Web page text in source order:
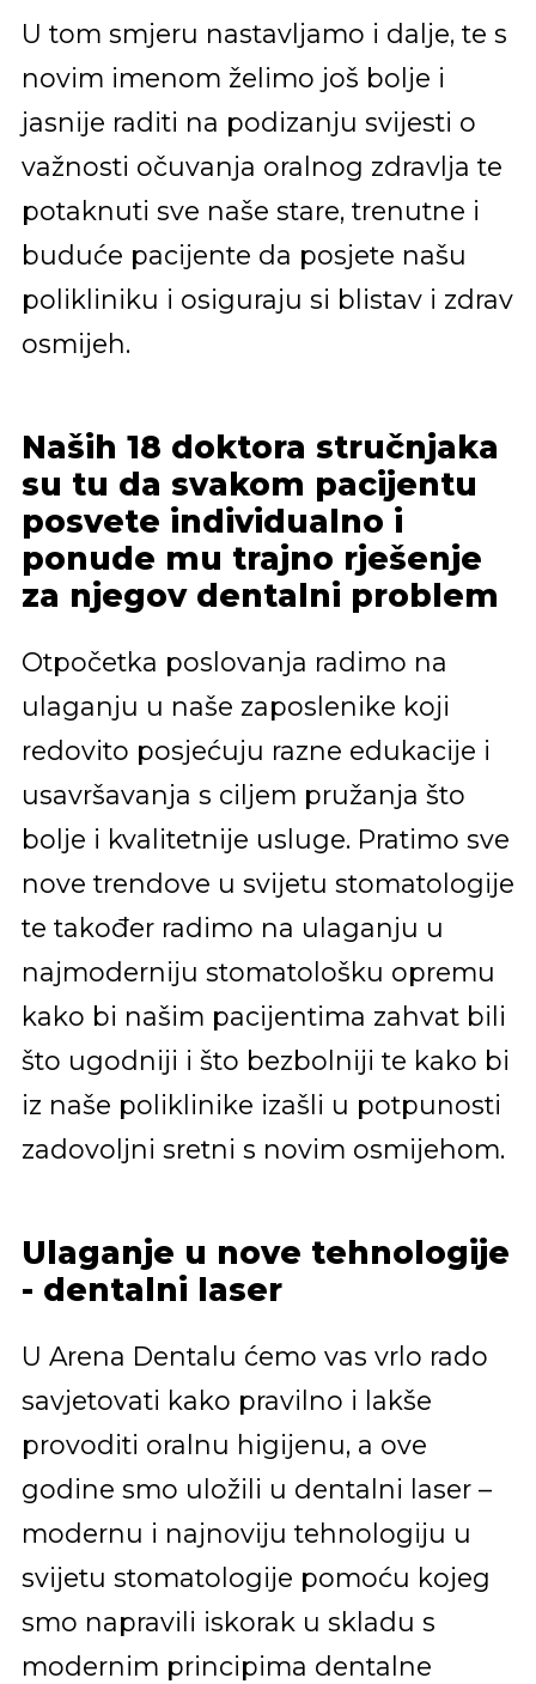
U tom smjeru nastavljamo i dalje, te s
novim imenom želimo još bolje i
jasnije raditi na podizanju svijesti o
važnosti očuvanja oralnog zdravlja te
potaknuti sve naše stare, trenutne i
buduće pacijente da posjete našu
polikliniku i osiguraju si blistav i zdrav
osmijeh.
Naših 18 doktora stručnjaka
su tu da svakom pacijentu
posvete individualno i
ponude mu trajno rješenje
za njegov dentalni problem
Otpočetka poslovanja radimo na
ulaganju u naše zaposlenike koji
redovito posjećuju razne edukacije i
usavršavanja s ciljem pružanja što
bolje i kvalitetnije usluge. Pratimo sve
nove trendove u svijetu stomatologije
te također radimo na ulaganju u
najmoderniju stomatološku opremu
kako bi našim pacijentima zahvat bili
što ugodniji i što bezbolniji te kako bi
iz naše poliklinike izašli u potpunosti
zadovoljni sretni s novim osmijehom.
Ulaganje u nove tehnologije
- dentalni laser
U Arena Dentalu ćemo vas vrlo rado
savjetovati kako pravilno i lakše
provoditi oralnu higijenu, a ove
godine smo uložili u dentalni laser –
modernu i najnoviju tehnologiju u
svijetu stomatologije pomoću kojeg
smo napravili iskorak u skladu s
modernim principima dentalne